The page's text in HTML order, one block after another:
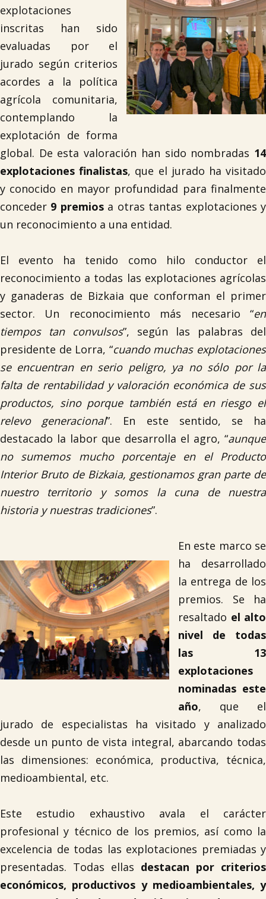
explotaciones
inscritas han sido
evaluadas por el
jurado según criterios
acordes a la política
agrícola comunitaria,
contemplando la
explotación de forma
global. De esta valoración han sido nombradas 14
explotaciones finalistas, que el jurado ha visitado
y conocido en mayor profundidad para finalmente
conceder 9 premiosa otras tantas explotaciones y
un reconocimiento a una entidad.
El evento ha tenido como hilo conductor el
reconocimiento a todas las explotaciones agrícolas
y ganaderas de Bizkaia que conforman el primer
sector. Un reconocimiento más necesario “en
tiempos tan convulsos”, según las palabras del
presidente de Lorra, “cuando muchas explotaciones
se encuentran en serio peligro, ya no sólo por la
falta de rentabilidad y valoración económica de sus
productos, sino porque también está en riesgo el
relevo generacional”. En este sentido, se ha
destacado la labor que desarrolla el agro, “aunque
no sumemos mucho porcentaje en el Producto
Interior Bruto de Bizkaia, gestionamos gran parte de
nuestro territorio y somos la cuna de nuestra
historia y nuestras tradiciones”.
En este marco se
ha desarrollado
la entrega de los
premios. Se ha
resaltado el alto
nivel de todas
las 13
explotaciones
nominadas este
año, que el
jurado de especialistas ha visitado y analizado
desde un punto de vista integral, abarcando todas
las dimensiones: económica, productiva, técnica,
medioambiental, etc.
Este estudio exhaustivo avala el carácter
profesional y técnico de los premios, así como la
excelencia de todas las explotaciones premiadas y
presentadas. Todas ellas destacan por criterios
económicos, productivos y medioambientales, y